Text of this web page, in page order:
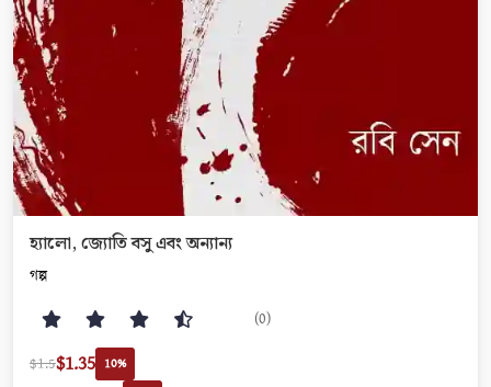
হ্যালো, জ্যোতি বসু এবং অন্যান্য
গল্প
(0)
$1.5$1.35 10%